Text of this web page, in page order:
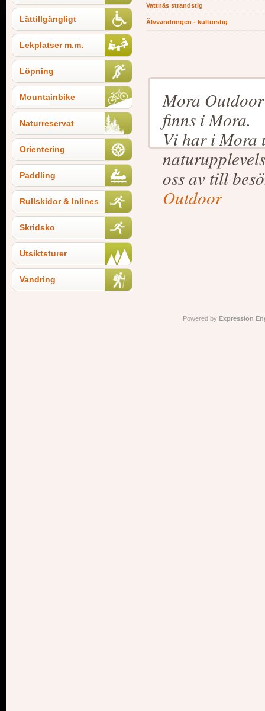
Lättillgängligt
Lekplatser m.m.
Löpning
Mountainbike
Naturreservat
Orientering
Paddling
Rullskidor & Inlines
Skridsko
Utsiktsturer
Vandring
Vattnäs strandstig
Älvvandringen - kulturstig
Mora
finns i Mora.
Vi har i Mora
oss av till
Outdoor
Powered by Expression